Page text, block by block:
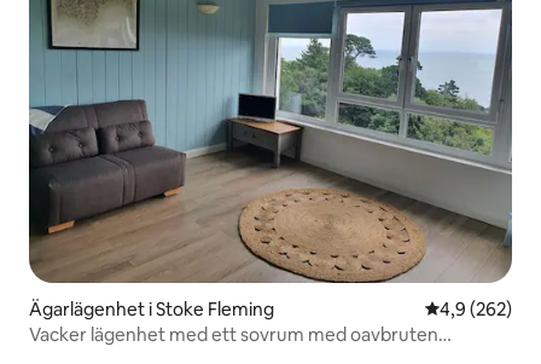
Ägarlägenhet i Stoke Fleming 4,9 av 5 i
4,9 (262)
Vacker lägenhet med ett sovrum med oavbruten